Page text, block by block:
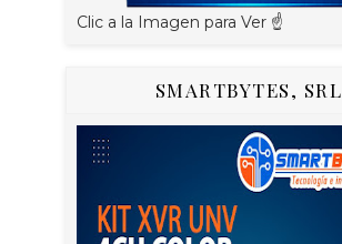
Clic a la Imagen para Ver ☝️
SMARTBYTES, SRL